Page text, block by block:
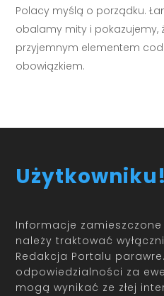
Polacy myślą o porządku.
obalamy mity i pokazujemy,
przyjemnym elementem
obowiązkiem.
Użytkowniku!
Informacje
należy traktować
Redakcja Portalu
odpowiedzialności za
mogą wynikać ze złej